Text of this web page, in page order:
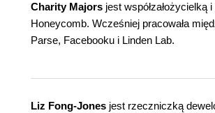
Charity Majors jest współzałożycielką
Honeycomb. Wcześniej pracowała
Parse, Facebooku i Linden Lab.
Liz Fong-Jones jest rzeczniczką